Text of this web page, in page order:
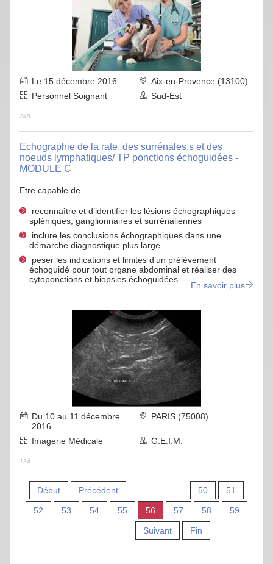
Le 15 décembre 2016
Aix-en-Provence (13100)
Personnel Soignant
Sud-Est
248
Echographie de la rate, des surrénales.s et des
noeuds lymphatiques/ TP ponctions échoguidées -
MODULE C
Etre capable de
reconnaître et d’identifier les lésions échographiques
spléniques, ganglionnaires et surrénaliennes
inclure les conclusions échographiques dans une
démarche diagnostique plus large
peser les indications et limites d’un prélèvement
échoguidé pour tout organe abdominal et réaliser des
cytoponctions et biopsies échoguidées.
En savoir plus
Du 10 au 11 décembre
2016
PARIS (75008)
Imagerie Médicale G.E.I.M.
134
Début Précédent 50 51
52 53 54 55 56 57 58 59
Suivant Fin